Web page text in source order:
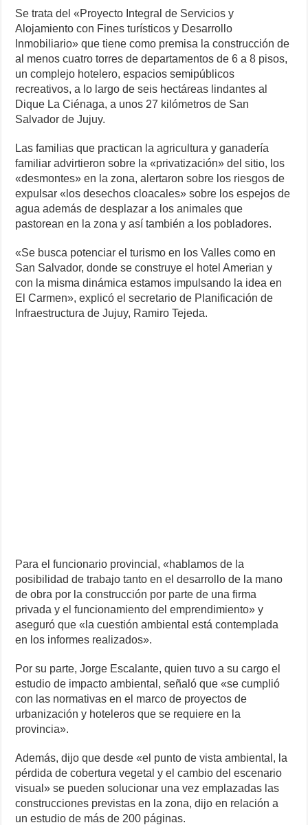
Se trata del «Proyecto Integral de Servicios y
Alojamiento con Fines turísticos y Desarrollo
Inmobiliario» que tiene como premisa la construcción de
al menos cuatro torres de departamentos de 6 a 8 pisos,
un complejo hotelero, espacios semipúblicos
recreativos, a lo largo de seis hectáreas lindantes al
Dique La Ciénaga, a unos 27 kilómetros de San
Salvador de Jujuy.
Las familias que practican la agricultura y ganadería
familiar advirtieron sobre la «privatización» del sitio, los
«desmontes» en la zona, alertaron sobre los riesgos de
expulsar «los desechos cloacales» sobre los espejos de
agua además de desplazar a los animales que
pastorean en la zona y así también a los pobladores.
«Se busca potenciar el turismo en los Valles como en
San Salvador, donde se construye el hotel Amerian y
con la misma dinámica estamos impulsando la idea en
El Carmen», explicó el secretario de Planificación de
Infraestructura de Jujuy, Ramiro Tejeda.
Para el funcionario provincial, «hablamos de la
posibilidad de trabajo tanto en el desarrollo de la mano
de obra por la construcción por parte de una firma
privada y el funcionamiento del emprendimiento» y
aseguró que «la cuestión ambiental está contemplada
en los informes realizados».
Por su parte, Jorge Escalante, quien tuvo a su cargo el
estudio de impacto ambiental, señaló que «se cumplió
con las normativas en el marco de proyectos de
urbanización y hoteleros que se requiere en la
provincia».
Además, dijo que desde «el punto de vista ambiental, la
pérdida de cobertura vegetal y el cambio del escenario
visual» se pueden solucionar una vez emplazadas las
construcciones previstas en la zona, dijo en relación a
un estudio de más de 200 páginas.